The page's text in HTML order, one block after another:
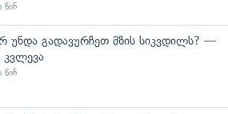
წინ
უნდა გადავურჩეთ მზის სიკვდილს? —
კვლევა
წინ